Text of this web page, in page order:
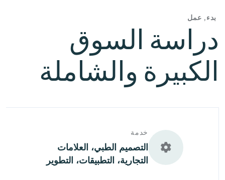
بدء عمل
دراسة السوق
الكبيرة والشاملة
خدمة
التصميم الطبي، العلامات
التجارية، التطبيقات، التطوير